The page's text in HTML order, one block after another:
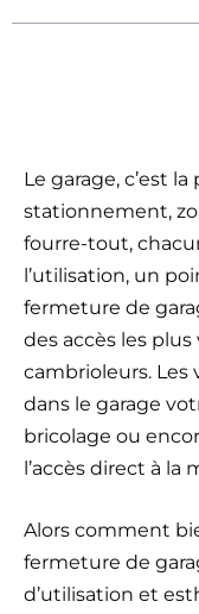
Le garage, c’est
stationnement,
fourre-tout,
l’utilisation, un
fermeture de
des accès les
cambrioleurs.
dans le garage
bricolage ou
l’accès direct à la
Alors comment
fermeture de
d’utilisation et